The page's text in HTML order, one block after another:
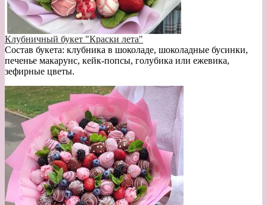
Клубничный букет "Краски лета"
Состав букета: клубника в шоколаде, шоколадные бусинки,
печенье макарунс, кейк-попсы, голубика или ежевика,
зефирные цветы.